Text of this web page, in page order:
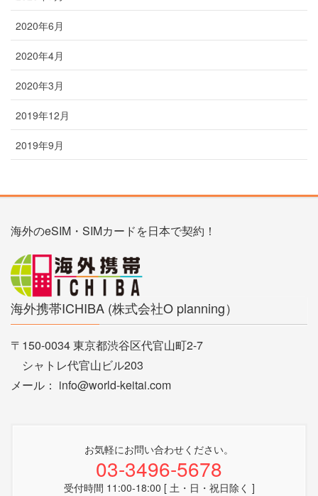
2020年6月
2020年4月
2020年3月
2019年12月
2019年9月
海外のeSIM・SIMカードを日本で契約！
海外携帯ICHIBA (株式会社O planning）
〒150-0034 東京都渋谷区代官山町2-7
シャトレ代官山ビル203
メール： info@world-keitai.com
お気軽にお問い合わせください。
03-3496-5678
受付時間 11:00-18:00 [ 土・日・祝日除く ]